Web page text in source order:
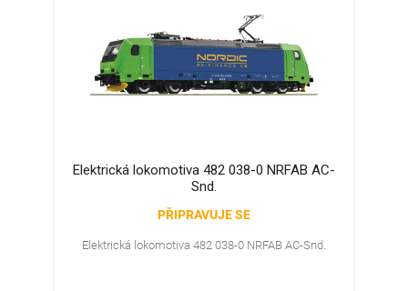
Elektrická lokomotiva 482 038-0 NRFAB AC-
Snd.
PŘIPRAVUJE SE
Elektrická lokomotiva 482 038-0 NRFAB AC-Snd.